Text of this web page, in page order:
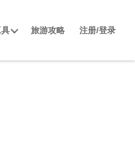
旅游攻略 注册/登录